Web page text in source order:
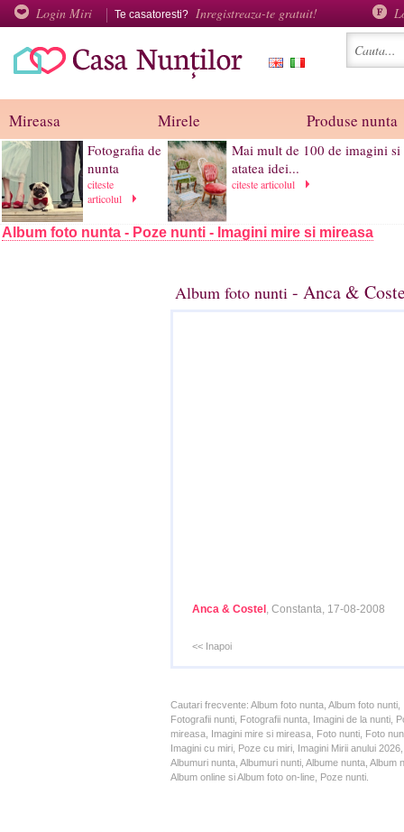
Login Miri Te casatoresti? Inregistreaza-te gratuit!
Mireasa Mirele Produse nunta
Fotografia de
nunta
citeste
articolul
Mai mult de 100 de imagini si
atatea idei...
citeste articolul
Album foto nunta - Poze nunti - Imagini mire si mireasa
Album foto nunti - Anca &
Anca & Costel , Constanta, 17-08-2008
<< Inapoi
Cautari frecvente: Album foto nunta, Album foto
Fotografii nunti, Fotografii nunta, Imagini de la nunti,
mireasa, Imagini mire si mireasa, Foto nunti, Foto
Imagini cu miri, Poze cu miri, Imagini Mirii anului
Albumuri nunta, Albumuri nunti, Albume nunta,
Album online si Album foto on-line, Poze nunti.